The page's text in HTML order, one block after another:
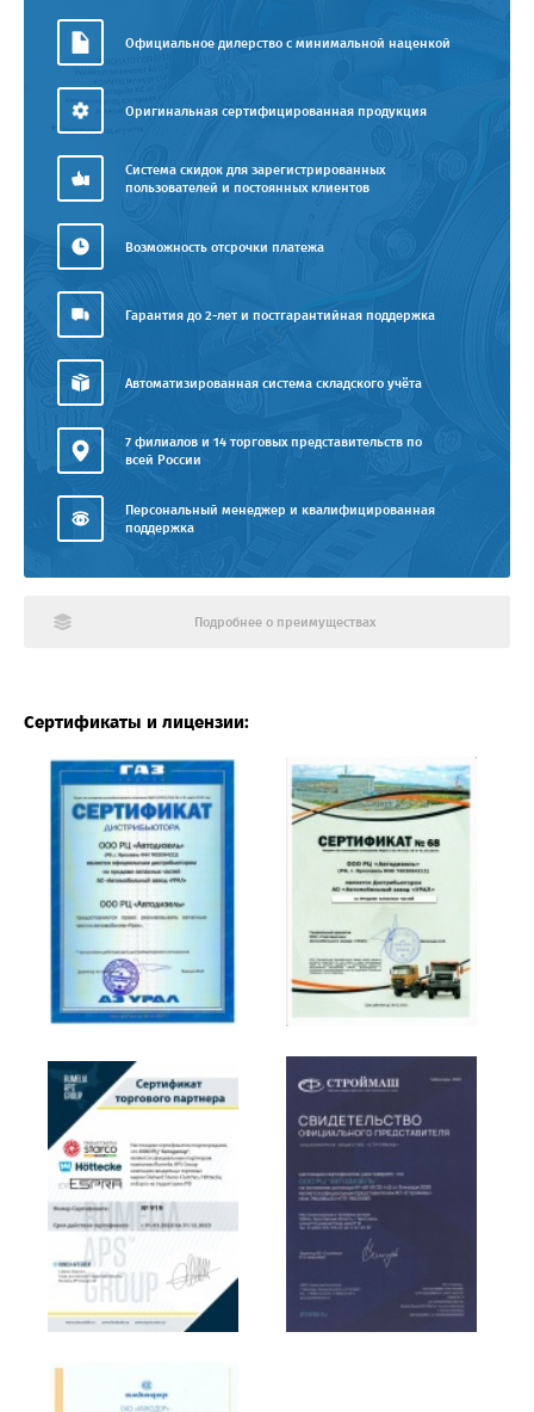
Официальное дилерство с минимальной наценкой
Оригинальная сертифицированная продукция
Система скидок для зарегистрированных
пользователей и постоянных клиентов
Возможность отсрочки платежа
Гарантия до 2-лет и постгарантийная поддержка
Автоматизированная система складского учёта
7 филиалов и 14 торговых представительств по
всей России
Персональный менеджер и квалифицированная
поддержка
Подробнее о преимуществах
Сертификаты и лицензии: